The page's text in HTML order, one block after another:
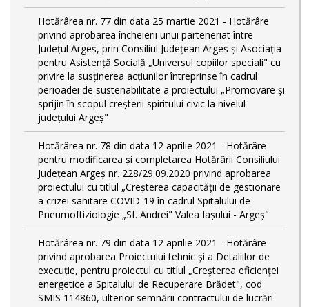
Hotărârea nr. 77 din data 25 martie 2021 - Hotărâre
privind aprobarea încheierii unui parteneriat între
Județul Argeș, prin Consiliul Județean Argeș și Asociația
pentru Asistență Socială „Universul copiilor speciali" cu
privire la susținerea acțiunilor întreprinse în cadrul
perioadei de sustenabilitate a proiectului „Promovare și
sprijin în scopul creșterii spiritului civic la nivelul
județului Argeș"
Hotărârea nr. 78 din data 12 aprilie 2021 - Hotărâre
pentru modificarea și completarea Hotărârii Consiliului
Județean Argeș nr. 228/29.09.2020 privind aprobarea
proiectului cu titlul „Creșterea capacității de gestionare
a crizei sanitare COVID-19 în cadrul Spitalului de
Pneumoftiziologie „Sf. Andrei" Valea Iașului - Argeș"
Hotărârea nr. 79 din data 12 aprilie 2021 - Hotărâre
privind aprobarea Proiectului tehnic şi a Detaliilor de
execuție, pentru proiectul cu titlul „Creşterea eficienţei
energetice a Spitalului de Recuperare Brădet", cod
SMIS 114860, ulterior semnării contractului de lucrări